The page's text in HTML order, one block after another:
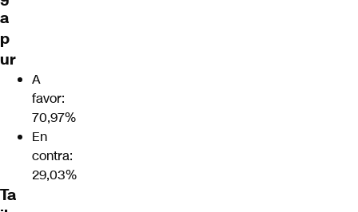
a
p
ur
A
favor:
70,97%
En
contra:
29,03%
Ta